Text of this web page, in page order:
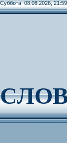
Суббота, 08.08.2026, 21:59